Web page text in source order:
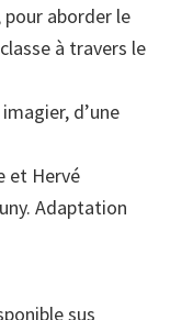
pour aborder le
à travers le
d’une
et Hervé
Adaptation
sus